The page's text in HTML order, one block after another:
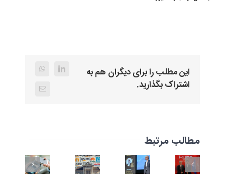
این مطلب را برای دیگران هم به
اشتراک بگذارید.
LinkedIn
WhatsApp
ایمیل
مطالب مرتبط
به
با
شرکت
کیپا
ریتیل،
گامی
10
ریتیلر
با
موبایل